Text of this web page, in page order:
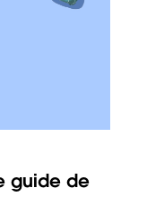
guide de